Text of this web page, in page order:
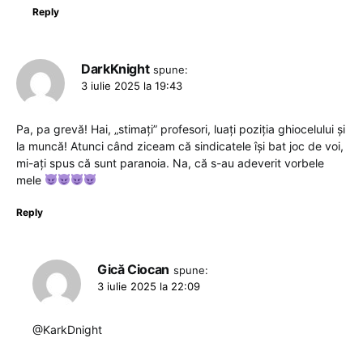
Reply
DarkKnight spune:
3 iulie 2025 la 19:43
Pa, pa grevă! Hai, „stimați” profesori, luați poziția ghiocelului și
la muncă! Atunci când ziceam că sindicatele își bat joc de voi,
mi-ați spus că sunt paranoia. Na, că s-au adeverit vorbele
mele
Reply
Gică Ciocan spune:
3 iulie 2025 la 22:09
@KarkDnight